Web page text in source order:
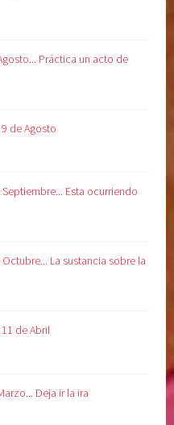
Práctica un acto de
de Agosto
Esta ocurriendo
La sustancia sobre la
de Abril
Deja ir la ira